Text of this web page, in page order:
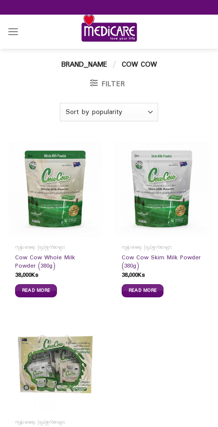
to
content
BRAND_NAME / COW COW
FILTER
ကျန်းမာရေး ဖြည့်စွက်စာများ
Cow Cow Whole Milk
Powder (380g)
38,000Ks
READ MORE
ကျန်းမာရေး ဖြည့်စွက်စာများ
Cow Cow Skim Milk Powder
(380g)
38,000Ks
READ MORE
ကျန်းမာရေး ဖြည့်စွက်စာများ